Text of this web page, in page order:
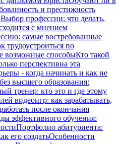
и престижность
Выбор профессии: что делать,
с мнением
самые востребованные
трудоустроиться по
возможные способыКто такой
перспективна эта
- когда начинать и как не
высшего образования:
тренер: кто это и где этому
видеоигр: как зарабатывать,
после окончания
эффективного обучения:
Портфолио абитуриента:
его создатьОсобенности